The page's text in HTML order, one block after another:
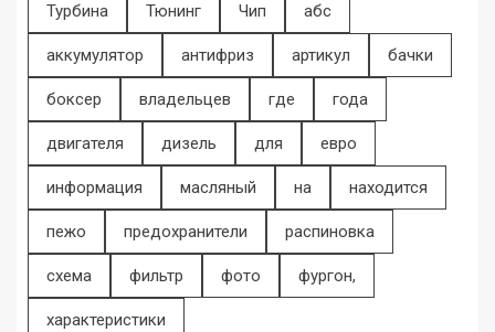
Турбина Тюнинг Чип абс
аккумулятор антифриз артикул бачки
боксер владельцев где года
двигателя дизель для евро
информация масляный на находится
пежо предохранители распиновка
схема фильтр фото фургон,
характеристики